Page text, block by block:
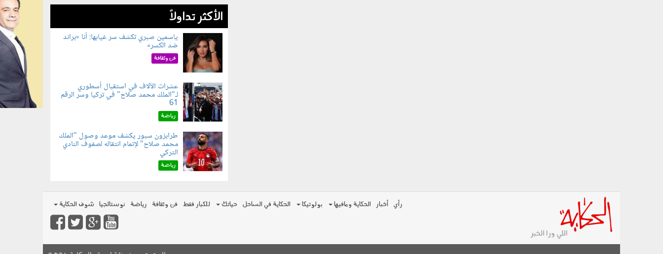
الأكثر تداولاً
050802.jpg
ياسمين صبري تكشف سر غيابها: أنا «براند
ضد الكسر»
فن وثقافة
050803.jpg
عشرات الآلاف في استقبال أسطوري
لـ"الملك محمد صلاح" في تركيا وسر الرقم
61
رياضة
050801.jpg
طرابزون سبور يكشف موعد وصول "الملك
محمد صلاح" لإتمام انتقاله لصفوف النادي
التركي
رياضة
رأي أخبار الحكاية ومافيها بولوتيكا الحكاية في الساحل حياتك للكبار فقط فن وثقافة رياضة نوستالجيا شوف الحكاية